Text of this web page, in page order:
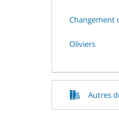
Changement
Oliviers
Autres